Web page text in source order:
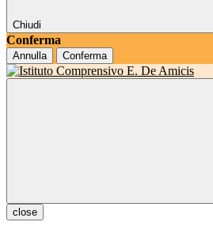
Chiudi
Conferma
Annulla Conferma
close